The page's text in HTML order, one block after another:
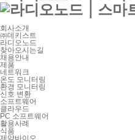
회사소개
㈜데키스트
라디오노드
찾아오시는길
채용안내
제품
네트워크
온도 모니터링
환경 모니터링
신호 변환
소프트웨어
클라우드
PC 소프트웨어
활용사례
식품